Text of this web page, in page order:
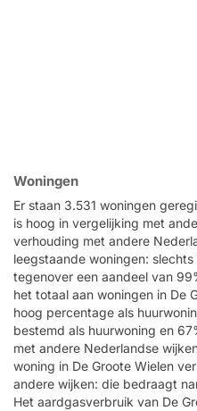
Woningen
Er staan 3.531 woningen
is hoog in vergelijking met
verhouding met andere
leegstaande woningen:
tegenover een aandeel van
het totaal aan woningen in De
hoog percentage als
bestemd als huurwoning en
met andere Nederlandse
woning in De Groote Wielen
andere wijken: die bedraagt
Het aardgasverbruik van De